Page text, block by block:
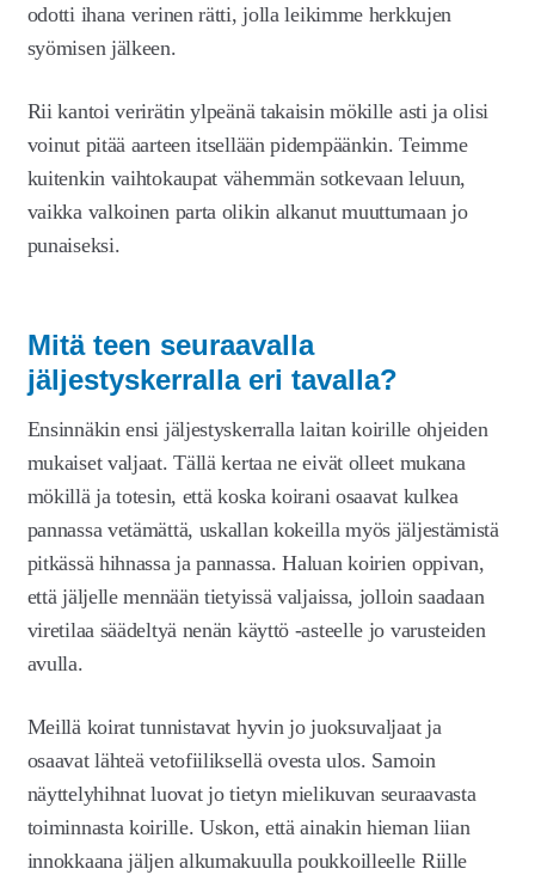
odotti ihana verinen rätti, jolla leikimme herkkujen
syömisen jälkeen.
Rii kantoi verirätin ylpeänä takaisin mökille asti ja olisi
voinut pitää aarteen itsellään pidempäänkin. Teimme
kuitenkin vaihtokaupat vähemmän sotkevaan leluun,
vaikka valkoinen parta olikin alkanut muuttumaan jo
punaiseksi.
Mitä teen seuraavalla
jäljestyskerralla eri tavalla?
Ensinnäkin ensi jäljestyskerralla laitan koirille ohjeiden
mukaiset valjaat. Tällä kertaa ne eivät olleet mukana
mökillä ja totesin, että koska koirani osaavat kulkea
pannassa vetämättä, uskallan kokeilla myös jäljestämistä
pitkässä hihnassa ja pannassa. Haluan koirien oppivan,
että jäljelle mennään tietyissä valjaissa, jolloin saadaan
viretilaa säädeltyä nenän käyttö -asteelle jo varusteiden
avulla.
Meillä koirat tunnistavat hyvin jo juoksuvaljaat ja
osaavat lähteä vetofiiliksellä ovesta ulos. Samoin
näyttelyhihnat luovat jo tietyn mielikuvan seuraavasta
toiminnasta koirille. Uskon, että ainakin hieman liian
innokkaana jäljen alkumakuulla poukkoilleelle Riille